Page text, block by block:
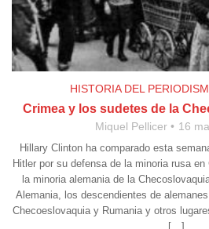
HISTORIA DEL
Crimea y los sudetes de la
Miquel Pellicer 16
Hillary Clinton ha comparado esta
Hitler por su defensa de la minoria rusa
la minoria alemania de la
Alemania, los descendientes de
Checoeslovaquia y Rumania y otros
[…]